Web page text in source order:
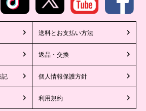
送料とお支払い方法
返品・交換
記 個人情報保護方針
利用規約